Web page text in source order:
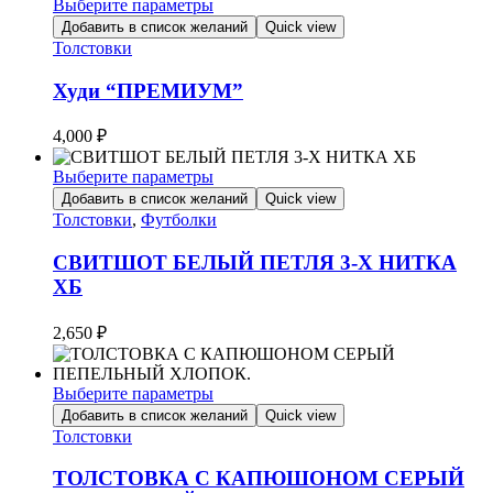
странице
товара.
Выберите параметры
Этот
товар
несколько
вариаций.
можно
выбрать
на
странице
товара.
Добавить в список желаний Quick view
Толстовки
Худи “ПРЕМИУМ”
4,000 ₽
Выберите параметры
Этот
товар
несколько
вариаций.
Опции
выбрать
на
странице
товара.
Добавить в список желаний Quick view
Толстовки, Футболки
СВИТШОТ БЕЛЫЙ ПЕТЛЯ 3-Х НИТКА
ХБ
2,650 ₽
Выберите параметры
Этот
товар
несколько
Добавить в список желаний Quick view
Толстовки
ТОЛСТОВКА С КАПЮШОНОМ СЕРЫЙ